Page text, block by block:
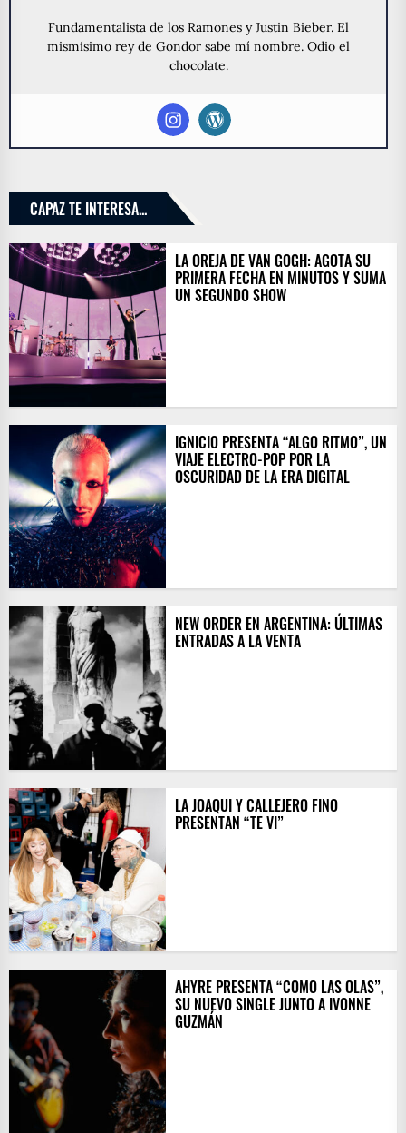
Fundamentalista de los Ramones y Justin Bieber. El
mismísimo rey de Gondor sabe mí nombre. Odio el
chocolate.
CAPAZ TE INTERESA...
LA OREJA DE VAN GOGH: AGOTA SU
PRIMERA FECHA EN MINUTOS Y SUMA
UN SEGUNDO SHOW
IGNICIO PRESENTA “ALGO RITMO”, UN
VIAJE ELECTRO-POP POR LA
OSCURIDAD DE LA ERA DIGITAL
NEW ORDER EN ARGENTINA: ÚLTIMAS
ENTRADAS A LA VENTA
LA JOAQUI Y CALLEJERO FINO
PRESENTAN “TE VI”
AHYRE PRESENTA “COMO LAS OLAS”,
SU NUEVO SINGLE JUNTO A IVONNE
GUZMÁN